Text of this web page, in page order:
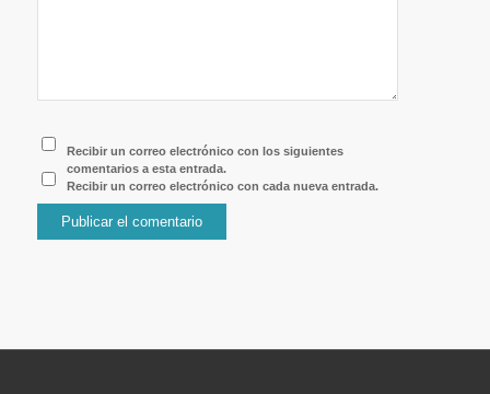
Recibir un correo electrónico con los siguientes
comentarios a esta entrada.
Recibir un correo electrónico con cada nueva entrada.